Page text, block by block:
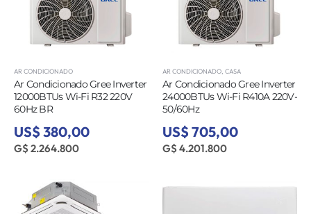
AR CONDICIONADO
Ar Condicionado Gree Inverter
12000BTUs Wi-Fi R32 220V
60Hz BR
US$ 380,00
G$ 2.264.800
AR CONDICIONADO CASA
Ar Condicionado Gree Inverter
24000BTUs Wi-Fi R410A 220V-
50/60Hz
US$ 705,00
G$ 4.201.800